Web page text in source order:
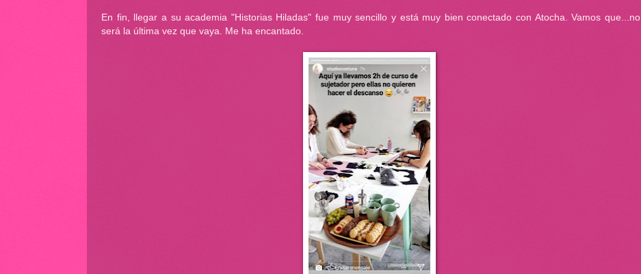
En fin, llegar a su academia "Historias Hiladas" fue muy sencillo y está muy bien conectado con Atocha. Vamos que...no
será la última vez que vaya. Me ha encantado.